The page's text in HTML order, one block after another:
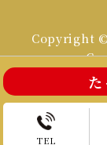
お電話
TEL
Copyright ©